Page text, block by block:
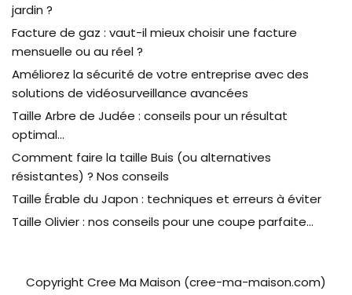
jardin ?
Facture de gaz : vaut-il mieux choisir une facture
mensuelle ou au réel ?
Améliorez la sécurité de votre entreprise avec des
solutions de vidéosurveillance avancées
Taille Arbre de Judée : conseils pour un résultat
optimal…
Comment faire la taille Buis (ou alternatives
résistantes) ? Nos conseils
Taille Érable du Japon : techniques et erreurs à éviter
Taille Olivier : nos conseils pour une coupe parfaite…
Copyright Cree Ma Maison (cree-ma-maison.com)